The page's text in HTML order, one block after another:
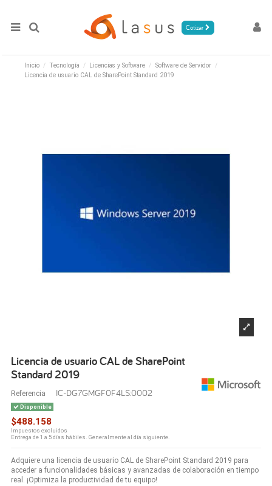
Cotizar
Inicio Tecnología Licencias y Software
Software de Servidor
Licencia de usuario CAL de SharePoint Standard 2019
Licencia de usuario CAL de SharePoint
Standard 2019
Referencia IC-DG7GMGF0F4LS:0002
Disponible
$488.158
Impuestos excluidos
Entrega de 1 a 5 días hábiles. Generalmente al día siguiente.
Adquiere una licencia de usuario CAL de SharePoint Standard 2019 para
acceder a funcionalidades básicas y avanzadas de colaboración en tiempo
real. ¡Optimiza la productividad de tu equipo!